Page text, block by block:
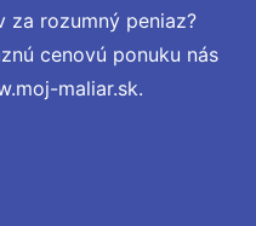
za rozumný peniaz?
cenovú ponuku nás
maliar.sk.